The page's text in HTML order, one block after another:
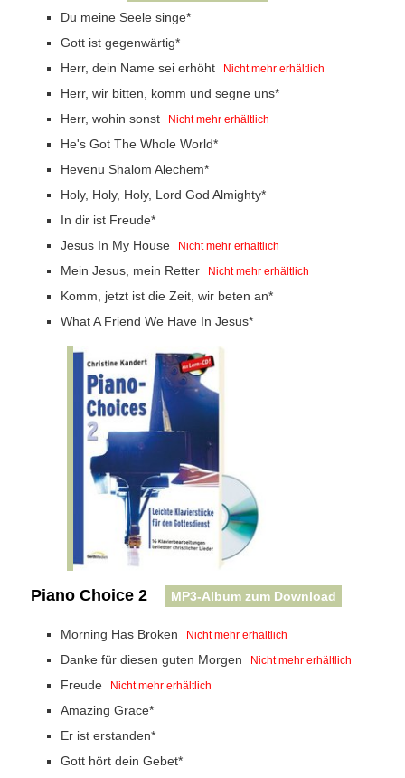
Du meine Seele singe*
Gott ist gegenwärtig*
Herr, dein Name sei erhöht
Nicht mehr erhältlich
Herr, wir bitten, komm und segne uns*
Herr, wohin sonst
Nicht mehr erhältlich
He's Got The Whole World*
Hevenu Shalom Alechem*
Holy, Holy, Holy, Lord God Almighty*
In dir ist Freude*
Jesus In My House
Nicht mehr erhältlich
Mein Jesus, mein Retter Nicht mehr erhältlich
Komm, jetzt ist die Zeit, wir beten an*
What A Friend We Have In Jesus*
Piano Choice 2 MP3-Album zum Download
Morning Has Broken Nicht mehr erhältlich
Danke für diesen guten Morgen Nicht mehr erhältlich
Freude Nicht mehr erhältlich
Amazing Grace*
Er ist erstanden*
Gott hört dein Gebet*